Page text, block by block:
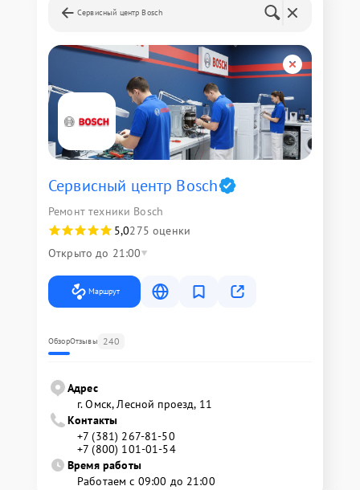
Сервисный центр Bosch
Сервисный центр Bosch
Ремонт техники Bosch
5,0275 оценки
Открыто до 21:00
Маршрут
ОбзорОтзывы 240
Адрес
г. Омск, ​Лесной проезд, 11
Контакты
+7 (381) 267-81-50
+7 (800) 101-01-54
Время работы
Работаем с 09:00 до 21:00